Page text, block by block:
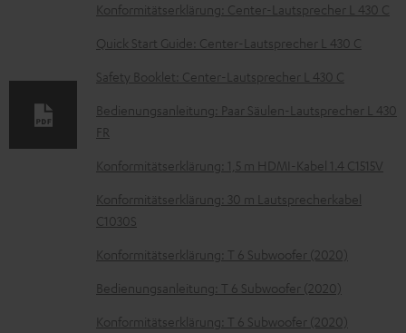
m
e
n
t
e
m
e
r
u
Konformitätserklärung: Center-Lautsprecher L 430 C
Quick Start Guide: Center-Lautsprecher L 430 C
Safety Booklet: Center-Lautsprecher L 430 C
Bedienungsanleitung: Paar Säulen-Lautsprecher L 430
FR
Konformitätserklärung: 1,5 m HDMI-Kabel 1.4 C1515V
Konformitätserklärung: 30 m Lautsprecherkabel
C1030S
Konformitätserklärung: T 6 Subwoofer (2020)
Bedienungsanleitung: T 6 Subwoofer (2020)
Konformitätserklärung: T 6 Subwoofer (2020)